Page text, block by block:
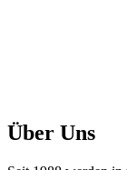
Über Uns